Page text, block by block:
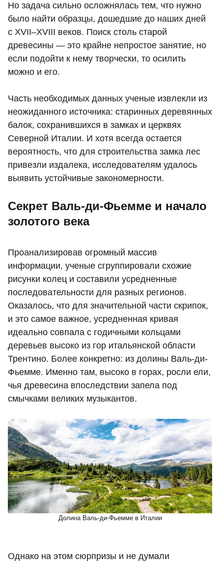
Но задача сильно осложнялась тем, что нужно
было найти образцы, дошедшие до наших дней
с XVII–XVIII веков. Поиск столь старой
древесины — это крайне непростое занятие, но
если подойти к нему творчески, то осилить
можно и его.
Часть необходимых данных ученые извлекли из
неожиданного источника: старинных деревянных
балок, сохранившихся в замках и церквях
Северной Италии. И хотя всегда остается
вероятность, что для строительства замка лес
привезли издалека, исследователям удалось
выявить устойчивые закономерности.
Секрет Валь-ди-Фьемме и начало
золотого века
Проанализировав огромный массив
информации, ученые сгруппировали схожие
рисунки колец и составили усредненные
последовательности для разных регионов.
Оказалось, что для значительной части скрипок,
и это самое важное, усредненная кривая
идеально совпала с годичными кольцами
деревьев высоко из гор итальянской области
Трентино. Более конкретно: из долины Валь-ди-
Фьемме. Именно там, высоко в горах, росли ели,
чья древесина впоследствии запела под
смычками великих музыкантов.
Долина Валь-ди-Фьемме в Италии
Однако на этом сюрпризы и не думали